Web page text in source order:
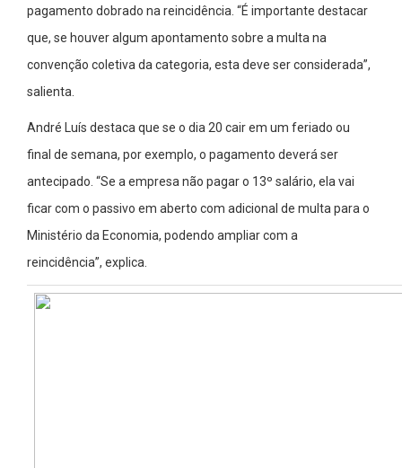
pagamento dobrado na reincidência. “É importante destacar
que, se houver algum apontamento sobre a multa na
convenção coletiva da categoria, esta deve ser considerada”,
salienta.
André Luís destaca que se o dia 20 cair em um feriado ou
final de semana, por exemplo, o pagamento deverá ser
antecipado. “Se a empresa não pagar o 13º salário, ela vai
ficar com o passivo em aberto com adicional de multa para o
Ministério da Economia, podendo ampliar com a
reincidência”, explica.